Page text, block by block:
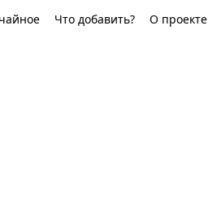
Что добавить? О проекте